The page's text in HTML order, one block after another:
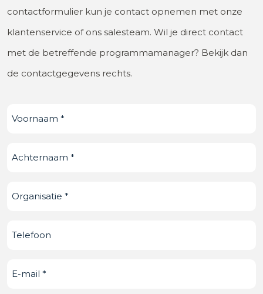
contactformulier kun je contact opnemen met onze
klantenservice of ons salesteam. Wil je direct contact
met de betreffende programmamanager? Bekijk dan
de contactgegevens rechts.
Voornaam (Vereist)
Achternaam (Vereist)
Organisatie(Vereist)
Telefoonnummer
E-